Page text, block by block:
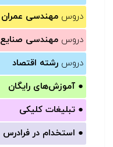
دروس مهندسی عمران
دروس مهندسی صنایع
دروس رشته اقتصاد
● آموزش‌های رایگان
● تبلیغات کلیکی
● استخدام در فرادرس